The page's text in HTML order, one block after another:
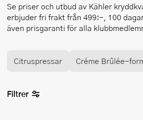
Se priser och utbud av Kähler
erbjuder fri frakt från 499:-, 100
även prisgaranti för alla
Citruspressar Créme Brûlée-
Filtrer